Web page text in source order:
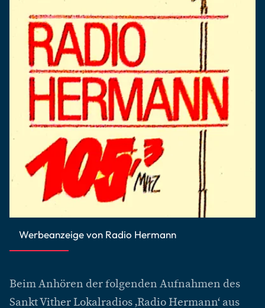
Werbeanzeige von Radio Hermann
Beim Anhören der folgenden Aufnahmen des
Sankt Vither Lokalradios ‚Radio Hermann‘ aus